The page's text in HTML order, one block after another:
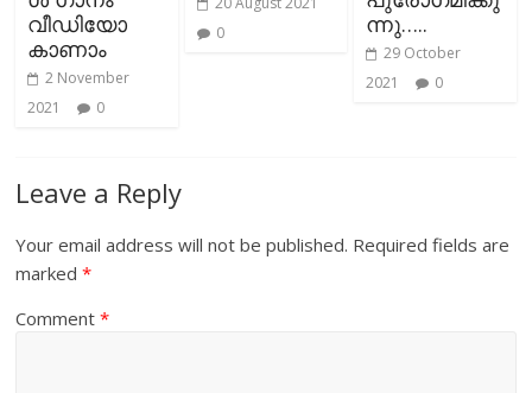
വീഡിയോ
കാണാം
2 November
2021
0
0
ന്നു…..
29 October
2021
0
Leave a Reply
Your email address will not be published. Required fields are
marked*
Comment*